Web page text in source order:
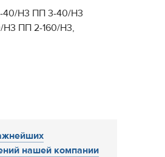
40/Н3 ПП 3-40/Н3
Н3 ПП 2-160/Н3,
нашей компании